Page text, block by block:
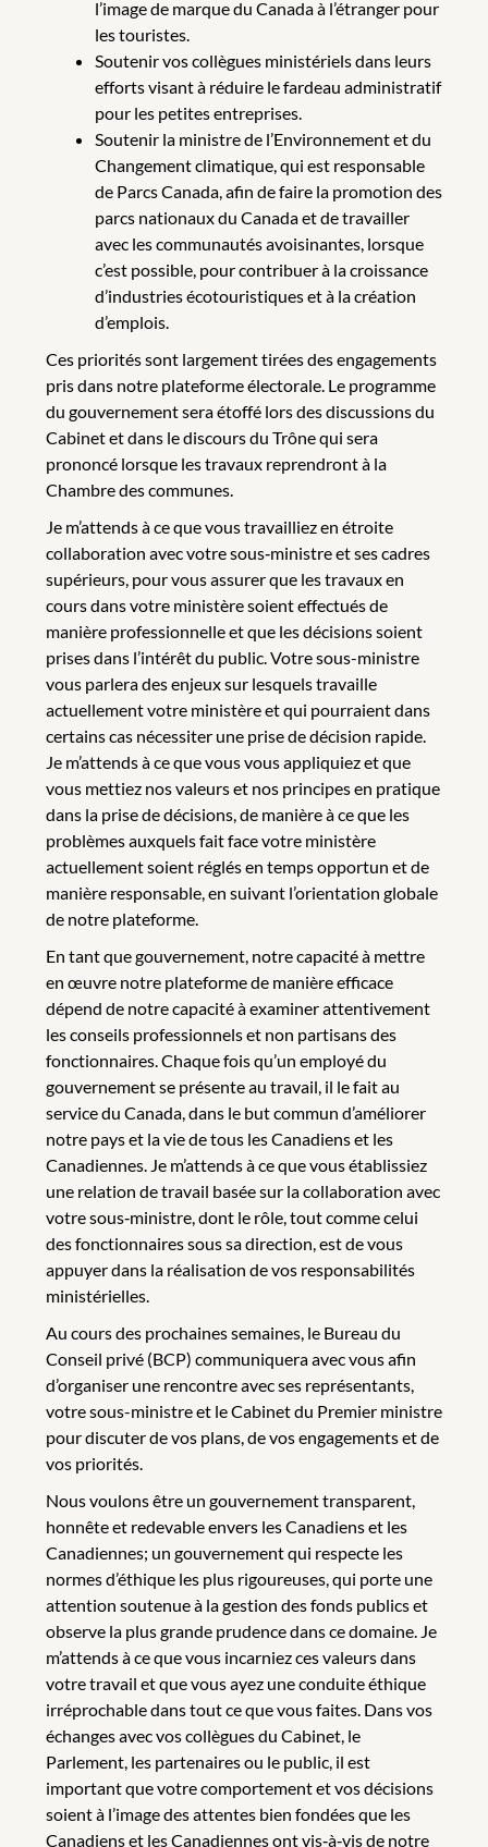
l’image de marque du Canada à l’étranger pour
les touristes.
Soutenir vos collègues ministériels dans leurs
efforts visant à réduire le fardeau administratif
pour les petites entreprises.
Soutenir la ministre de l’Environnement et du
Changement climatique, qui est responsable
de Parcs Canada, afin de faire la promotion des
parcs nationaux du Canada et de travailler
avec les communautés avoisinantes, lorsque
c’est possible, pour contribuer à la croissance
d’industries écotouristiques et à la création
d’emplois.
Ces priorités sont largement tirées des engagements
pris dans notre plateforme électorale. Le programme
du gouvernement sera étoffé lors des discussions du
Cabinet et dans le discours du Trône qui sera
prononcé lorsque les travaux reprendront à la
Chambre des communes.
Je m’attends à ce que vous travailliez en étroite
collaboration avec votre sous‑ministre et ses cadres
supérieurs, pour vous assurer que les travaux en
cours dans votre ministère soient effectués de
manière professionnelle et que les décisions soient
prises dans l’intérêt du public. Votre sous-ministre
vous parlera des enjeux sur lesquels travaille
actuellement votre ministère et qui pourraient dans
certains cas nécessiter une prise de décision rapide.
Je m’attends à ce que vous vous appliquiez et que
vous mettiez nos valeurs et nos principes en pratique
dans la prise de décisions, de manière à ce que les
problèmes auxquels fait face votre ministère
actuellement soient réglés en temps opportun et de
manière responsable, en suivant l’orientation globale
de notre plateforme.
En tant que gouvernement, notre capacité à mettre
en œuvre notre plateforme de manière efficace
dépend de notre capacité à examiner attentivement
les conseils professionnels et non partisans des
fonctionnaires. Chaque fois qu’un employé du
gouvernement se présente au travail, il le fait au
service du Canada, dans le but commun d’améliorer
notre pays et la vie de tous les Canadiens et les
Canadiennes. Je m’attends à ce que vous établissiez
une relation de travail basée sur la collaboration avec
votre sous‑ministre, dont le rôle, tout comme celui
des fonctionnaires sous sa direction, est de vous
appuyer dans la réalisation de vos responsabilités
ministérielles.
Au cours des prochaines semaines, le Bureau du
Conseil privé (BCP) communiquera avec vous afin
d’organiser une rencontre avec ses représentants,
votre sous-ministre et le Cabinet du Premier ministre
pour discuter de vos plans, de vos engagements et de
vos priorités.
Nous voulons être un gouvernement transparent,
honnête et redevable envers les Canadiens et les
Canadiennes; un gouvernement qui respecte les
normes d’éthique les plus rigoureuses, qui porte une
attention soutenue à la gestion des fonds publics et
observe la plus grande prudence dans ce domaine. Je
m’attends à ce que vous incarniez ces valeurs dans
votre travail et que vous ayez une conduite éthique
irréprochable dans tout ce que vous faites. Dans vos
échanges avec vos collègues du Cabinet, le
Parlement, les partenaires ou le public, il est
important que votre comportement et vos décisions
soient à l’image des attentes bien fondées que les
Canadiens et les Canadiennes ont vis‑à‑vis de notre